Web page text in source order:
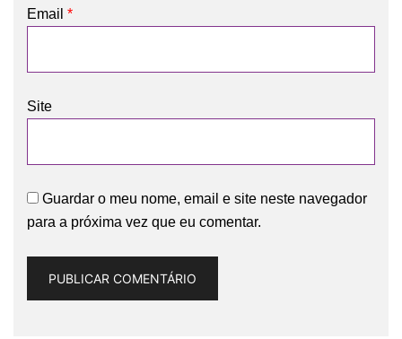
Email *
Site
Guardar o meu nome, email e site neste navegador
para a próxima vez que eu comentar.